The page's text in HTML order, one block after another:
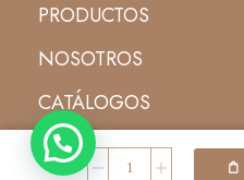
PRODUCTOS
NOSOTROS
CATÁLOGOS
CONTACTO